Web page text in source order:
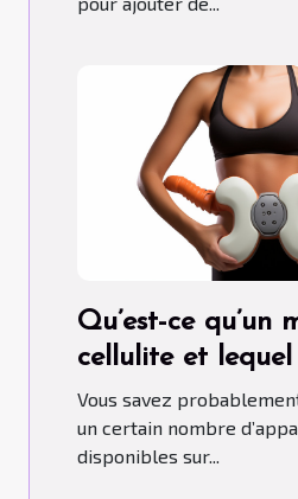
Qu’est-ce qu’un
cellulite et lequel
Vous savez
un certain nombre
disponibles sur...